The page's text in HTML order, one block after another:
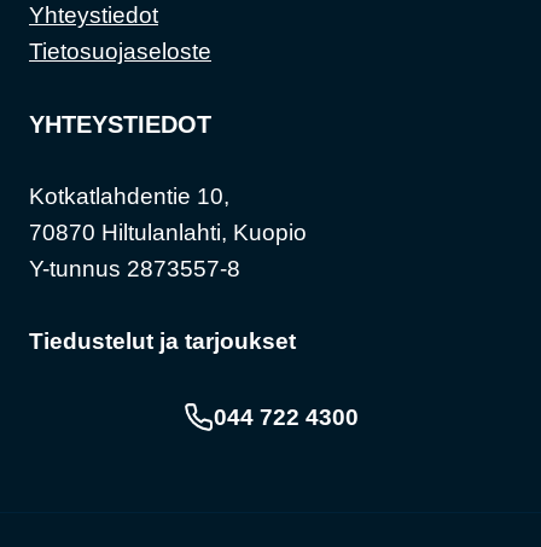
Yhteystiedot
Tietosuojaseloste
YHTEYSTIEDOT
Kotkatlahdentie 10,
70870 Hiltulanlahti, Kuopio
Y-tunnus 2873557-8
Tiedustelut ja tarjoukset
044 722 4300